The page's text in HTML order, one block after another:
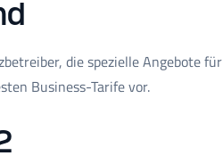
die spezielle Angebote für
Business-Tarife vor.